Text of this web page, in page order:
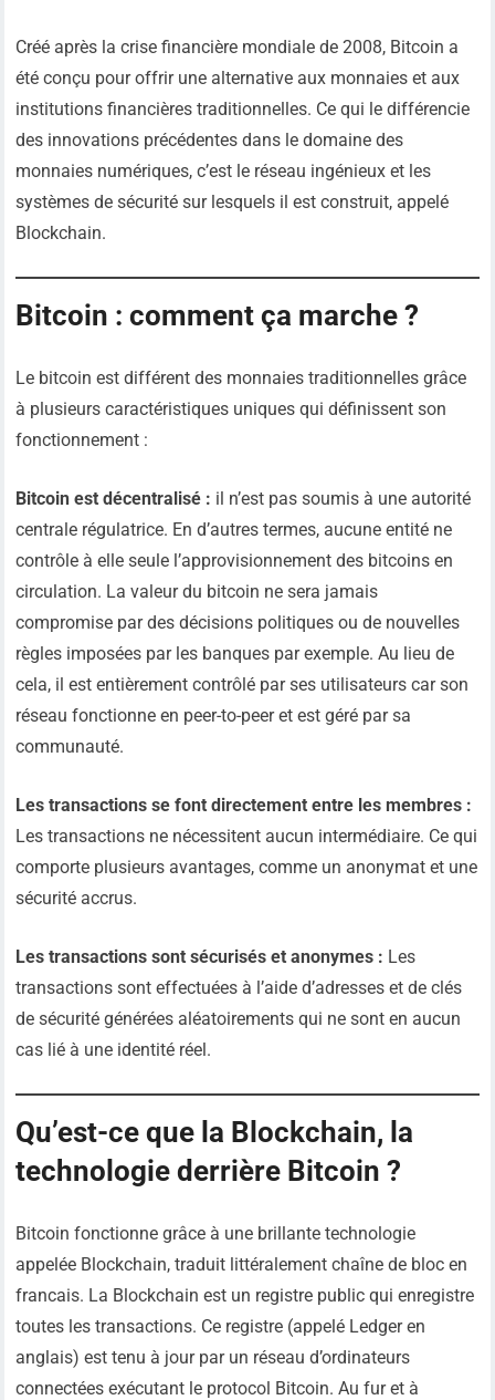
Créé après la crise financière mondiale de 2008, Bitcoin a
été conçu pour offrir une alternative aux monnaies et aux
institutions financières traditionnelles. Ce qui le différencie
des innovations précédentes dans le domaine des
monnaies numériques, c’est le réseau ingénieux et les
systèmes de sécurité sur lesquels il est construit, appelé
Blockchain.
Bitcoin : comment ça marche ?
Le bitcoin est différent des monnaies traditionnelles grâce
à plusieurs caractéristiques uniques qui définissent son
fonctionnement :
Bitcoin est décentralisé : il n’est pas soumis à une autorité
centrale régulatrice. En d’autres termes, aucune entité ne
contrôle à elle seule l’approvisionnement des bitcoins en
circulation. La valeur du bitcoin ne sera jamais
compromise par des décisions politiques ou de nouvelles
règles imposées par les banques par exemple. Au lieu de
cela, il est entièrement contrôlé par ses utilisateurs car son
réseau fonctionne en peer-to-peer et est géré par sa
communauté.
Les transactions se font directement entre les membres :
Les transactions ne nécessitent aucun intermédiaire. Ce qui
comporte plusieurs avantages, comme un anonymat et une
sécurité accrus.
Les transactions sont sécurisés et anonymes : Les
transactions sont effectuées à l’aide d’adresses et de clés
de sécurité générées aléatoirements qui ne sont en aucun
cas lié à une identité réel.
Qu’est-ce que la Blockchain, la
technologie derrière Bitcoin ?
Bitcoin fonctionne grâce à une brillante technologie
appelée Blockchain, traduit littéralement chaîne de bloc en
francais. La Blockchain est un registre public qui enregistre
toutes les transactions. Ce registre (appelé Ledger en
anglais) est tenu à jour par un réseau d’ordinateurs
connectées exécutant le protocol Bitcoin. Au fur et à